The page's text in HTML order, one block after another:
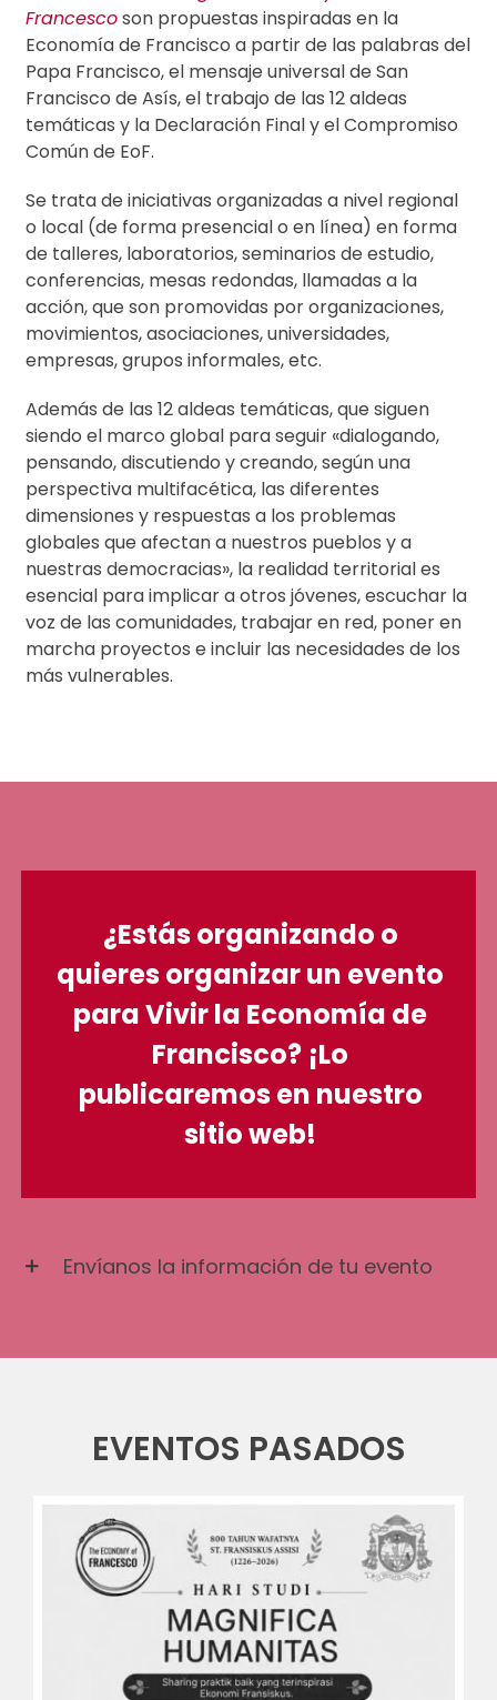
Francescoson propuestas inspiradas en la
Economía de Francisco a partir de las palabras del
Papa Francisco, el mensaje universal de San
Francisco de Asís, el trabajo de las 12 aldeas
temáticas y la Declaración Final y el Compromiso
Común de EoF.
Se trata de iniciativas organizadas a nivel regional
o local (de forma presencial o en línea) en forma
de talleres, laboratorios, seminarios de estudio,
conferencias, mesas redondas, llamadas a la
acción, que son promovidas por organizaciones,
movimientos, asociaciones, universidades,
empresas, grupos informales, etc.
Además de las 12 aldeas temáticas, que siguen
siendo el marco global para seguir «dialogando,
pensando, discutiendo y creando, según una
perspectiva multifacética, las diferentes
dimensiones y respuestas a los problemas
globales que afectan a nuestros pueblos y a
nuestras democracias», la realidad territorial es
esencial para implicar a otros jóvenes, escuchar la
voz de las comunidades, trabajar en red, poner en
marcha proyectos e incluir las necesidades de los
más vulnerables.
¿Estás organizando o
quieres organizar un evento
para Vivir la Economía de
Francisco? ¡Lo
publicaremos en nuestro
sitio web!
Envíanos la información de tu evento
EVENTOS PASADOS